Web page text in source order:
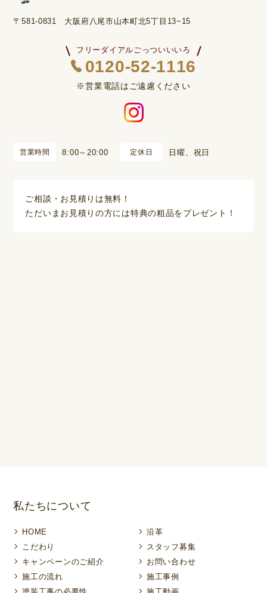
〒581-0831 大阪府八尾市山本町北5丁目13−15
フリーダイアルごっついいいろ
0120-52-1116
※営業電話はご遠慮ください
営業時間 8:00～20:00 定休日 日曜、祝日
ご相談・お見積りは無料！
ただいまお見積りの方には特典の粗品をプレゼント！
私たちについて
HOME
こだわり
キャンペーンのご紹介
施工の流れ
沿革
スタッフ募集
お問い合わせ
施工事例